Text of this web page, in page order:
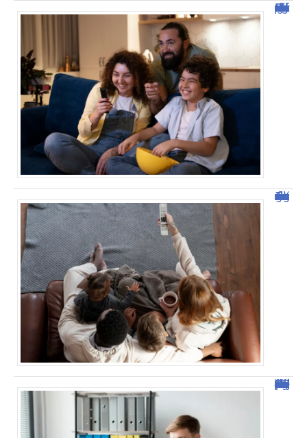
Découvrez Domgrav : la nouvelle plateforme de streaming
Tout savoir sur malgrim.com : fonctionnalités et avantages
Sejda : l’outil idéal pour manipuler vos PDF en ligne